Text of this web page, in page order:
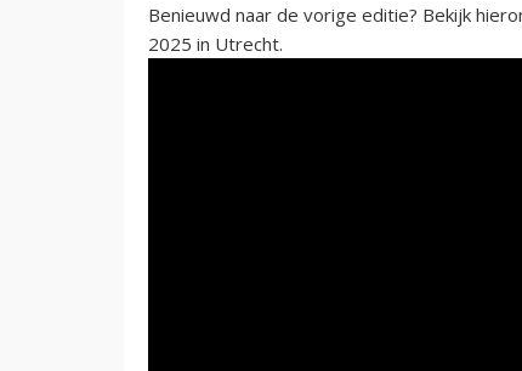
Benieuwd naar de vorige editie? Bekijk
2025 in Utrecht.